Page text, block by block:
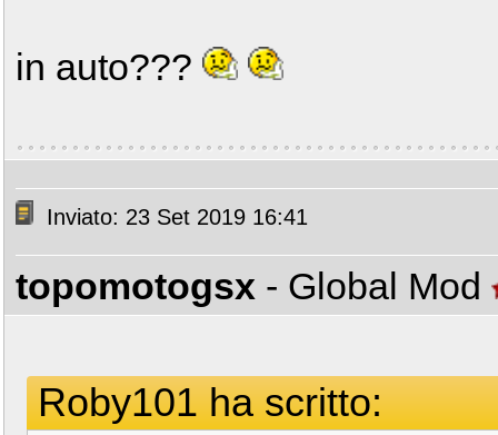
in auto???
Inviato: 23 Set 2019 16:41
topomotogsx - Global Mod
Roby101 ha scritto: